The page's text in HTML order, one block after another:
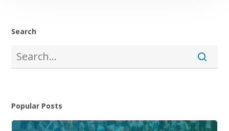
Search
Popular Posts